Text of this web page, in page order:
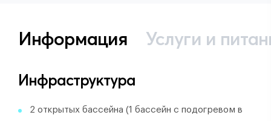
Информация Услуги и
Инфраструктура
2 открытых бассейна (1 бассейн с подогревом в